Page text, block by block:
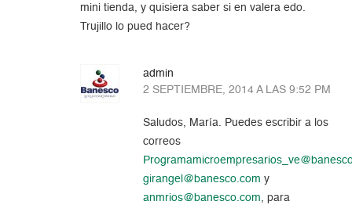
mini tienda, y quisiera saber si en valera edo.
Trujillo lo pued hacer?
admin
2 SEPTIEMBRE, 2014 A LAS 9:52 PM
Saludos, María. Puedes escribir a los
correos
girangel@banesco.com y
anmrios@banesco.com , para